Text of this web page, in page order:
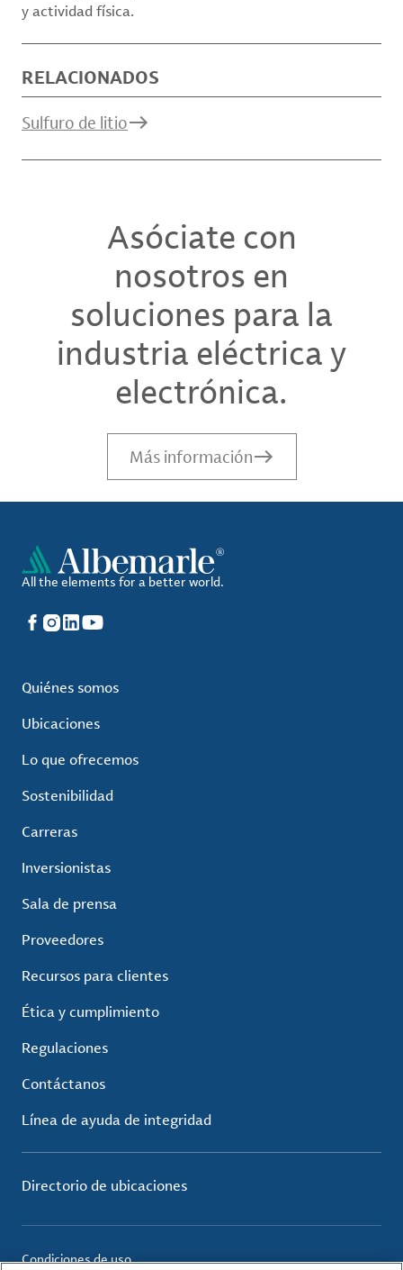
y actividad física.
RELACIONADOS
Sulfuro de litio
Asóciate con
nosotros en
soluciones para la
industria eléctrica y
electrónica.
Más información
All the elements for a better world.
Facebook
Instagram
LinkedIn
YouTube
Quiénes somos
Ubicaciones
Lo que ofrecemos
Sostenibilidad
Carreras
Inversionistas
Sala de prensa
Proveedores
Recursos para clientes
Ética y cumplimiento
Regulaciones
Contáctanos
Línea de ayuda de integridad
Directorio de ubicaciones
Condiciones de uso